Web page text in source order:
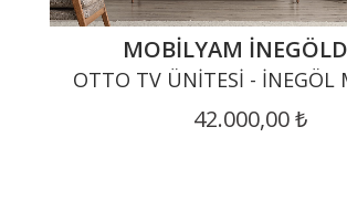
MOBILYAM
OTTO TV ÜNITESI - İNEGÖL
42.000,00 ₺